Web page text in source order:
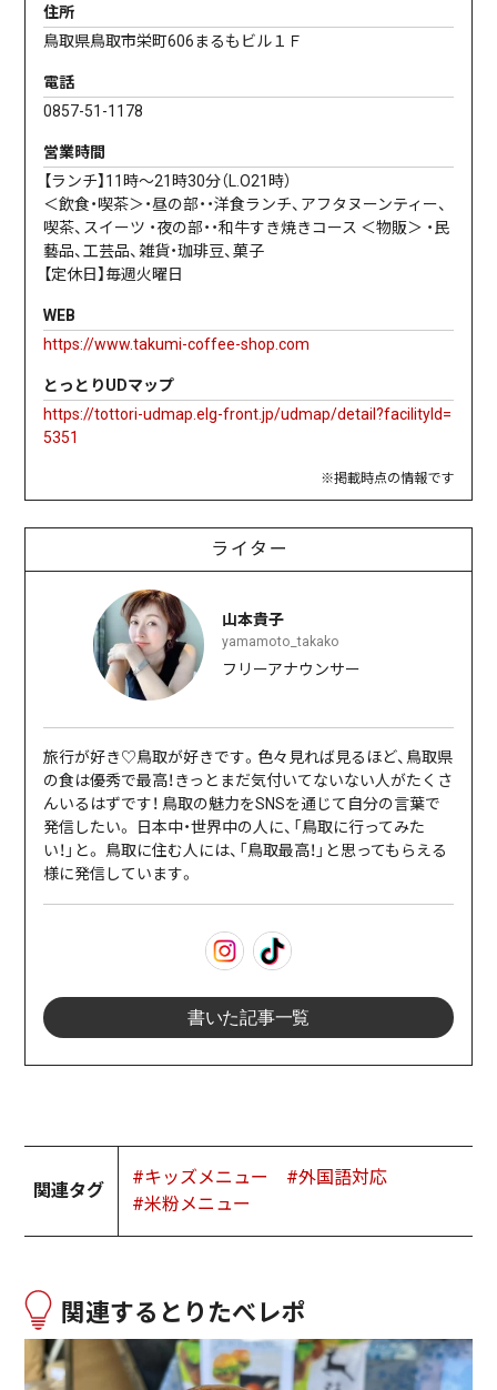
住所
鳥取県鳥取市栄町606まるもビル１Ｆ
電話
0857-51-1178
営業時間
【ランチ】11時～21時30分（L.O21時）
＜飲食・喫茶＞ ​・昼の部・・洋食ランチ、アフタヌーンティー、
喫茶、スイーツ ・夜の部・・和牛すき焼きコース ＜物販＞ ・民
藝品、工芸品、雑貨・珈琲豆、菓子
【定休日】毎週火曜日
WEB
https://www.takumi-coffee-shop.com
とっとりUDマップ
https://tottori-udmap.elg-front.jp/udmap/detail?facilityId=
5351
※掲載時点の情報です
ライター
山本貴子
yamamoto_takako
フリーアナウンサー
旅行が好き♡鳥取が好きです。色々見れば見るほど、鳥取県
の食は優秀で最高！きっとまだ気付いてないない人がたくさ
んいるはずです！ 鳥取の魅力をSNSを通じて自分の言葉で
発信したい。 日本中・世界中の人に、「鳥取に行ってみた
い！」と。 鳥取に住む人には、「鳥取最高！」と思ってもらえる
様に発信しています。
書いた記事一覧
関連タグ
#キッズメニュー
#外国語対応
#米粉メニュー
関連するとりたべレポ